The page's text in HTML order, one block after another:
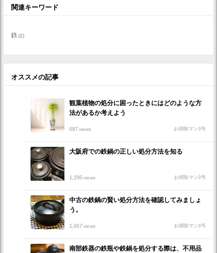
関連キーワード
鉄 (2)
オススメの記事
観葉植物の処分に困ったときにはどのような方
法があるか考えよう
687views お掃除マン3号
大阪府での鉄鍋の正しい処分方法を知る
1,295views お掃除マン3号
中古の鉄鍋の賢い処分方法を確認してみましょ
う。
1,667views お掃除マン3号
南部鉄器の鉄瓶や鉄鍋を処分する際は、不用品